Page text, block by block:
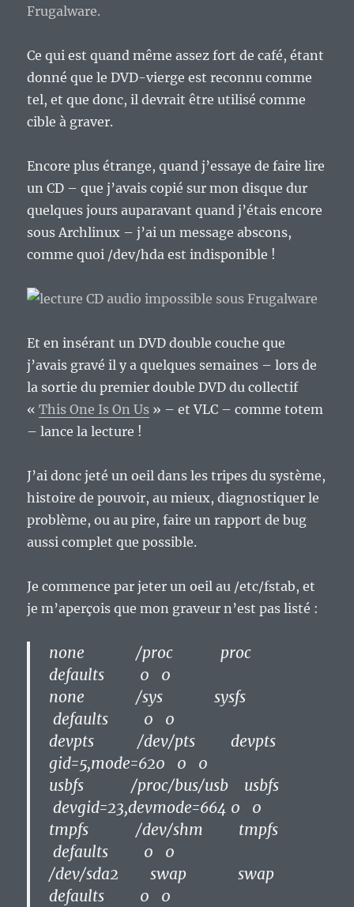
Ce qui est quand même assez fort de café, étant
donné que le DVD-vierge est reconnu comme
tel, et que donc, il devrait être utilisé comme
cible à graver.
Encore plus étrange, quand j’essaye de faire lire
un CD – que j’avais copié sur mon disque dur
quelques jours auparavant quand j’étais encore
sous Archlinux – j’ai un message abscons,
comme quoi /dev/hda est indisponible !
Et en insérant un DVD double couche que
j’avais gravé il y a quelques semaines – lors de
la sortie du premier double DVD du collectif
«This One Is On Us » – et VLC – comme totem
– lance la lecture !
J’ai donc jeté un oeil dans les tripes du système,
histoire de pouvoir, au mieux, diagnostiquer le
problème, ou au pire, faire un rapport de bug
aussi complet que possible.
Je commence par jeter un oeil au /etc/fstab, et
je m’aperçois que mon graveur n’est pas listé :
none /proc proc
defaults 0 0
none /sys sysfs
defaults 0 0
devpts /dev/pts devpts
gid=5,mode=620 0 0
usbfs /proc/bus/usb usbfs
devgid=23,devmode=664 0 0
tmpfs /dev/shm tmpfs
defaults 0 0
/dev/sda2 swap swap
defaults 0 0